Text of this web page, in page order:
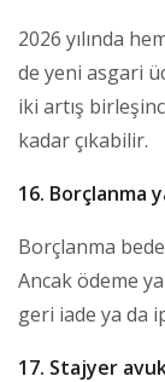
2026 yılında
de yeni asgari
iki artış
kadar çıkabilir.
16. Borçlanma
Borçlanma
Ancak ödeme
geri iade ya da
17. Stajyer